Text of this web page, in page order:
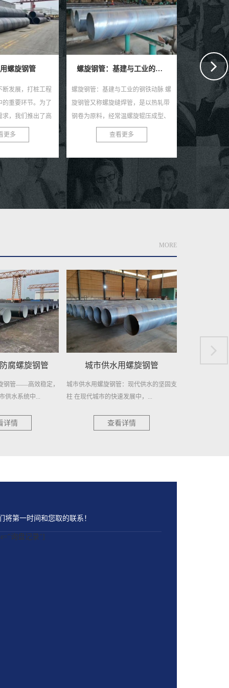
业的钢铁动脉 螺
管，是以热轧带
温螺旋辊压成型、
制成的长条管
旋状，...
更多
埋地排污水用防腐螺旋钢管
埋地排污水用防腐螺旋钢管：环保新
选择，耐用更可靠 在当今社会，环保
与可持续发展已成为全球共识。在污
水处理与排放领域，选择一款高效、
耐用的管材至关...
查看更多
埋地给
埋地给水用
高效且耐用的
类给水工程
种钢管以其
防腐性能及
MORE
螺旋钢管
现代供水的坚固支
发展中，...
详情
供水用螺旋焊接钢管
供水用螺旋焊接钢管——稳定供水，信赖
之选 在供水工程领域，选择一种...
查看详情
自来水
将第一时间和您取的联系！
询盘记录"]